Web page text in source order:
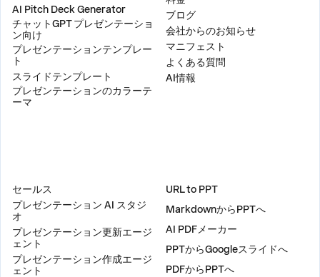
AI Pitch Deck Generator
チャットGPT プレゼンテーショ
ン向け
プレゼンテーションテンプレー
ト
スライドテンプレート
プレゼンテーションのカラーテ
ーマ
ブログ
会社からのお知らせ
マニフェスト
よくある質問
AI情報
セールス
プレゼンテーション AI スタジ
オ
プレゼンテーション更新エージ
ェント
プレゼンテーション作成エージ
ェント
URL to PPT
MarkdownからPPTへ
AI PDFメーカー
PPTからGoogleスライドへ
PDFからPPTへ